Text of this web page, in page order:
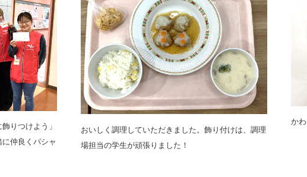
りつけよう」
仲良くパシャ
おいしく調理していただきました。飾り付けは、調理
場担当の学生が頑張りました！
か